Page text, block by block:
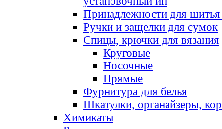
Принадлежности для шитья
Ручки и защелки для сумок
Спицы, крючки для вязания
Круговые
Носочные
Прямые
Фурнитура для белья
Шкатулки, органайзеры,
Химикаты